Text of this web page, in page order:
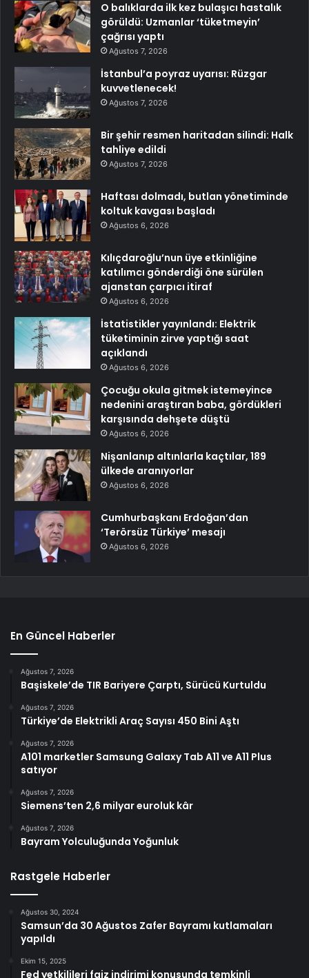
O balıklarda ilk kez bulaşıcı hastalık
görüldü: Uzmanlar ‘tüketmeyin’
çağrısı yaptı
Ağustos 7, 2026
İstanbul’a poyraz uyarısı: Rüzgar
kuvvetlenecek!
Ağustos 7, 2026
Bir şehir resmen haritadan silindi: Halk
tahliye edildi
Ağustos 7, 2026
Haftası dolmadı, butlan yönetiminde
koltuk kavgası başladı
Ağustos 6, 2026
Kılıçdaroğlu’nun üye etkinliğine
katılımcı gönderdiği öne sürülen
ajanstan çarpıcı itiraf
Ağustos 6, 2026
İstatistikler yayınlandı: Elektrik
tüketiminin zirve yaptığı saat
açıklandı
Ağustos 6, 2026
Çocuğu okula gitmek istemeyince
nedenini araştıran baba, gördükleri
karşısında dehşete düştü
Ağustos 6, 2026
Nişanlanıp altınlarla kaçtılar, 189
ülkede aranıyorlar
Ağustos 6, 2026
Cumhurbaşkanı Erdoğan’dan
‘Terörsüz Türkiye’ mesajı
Ağustos 6, 2026
En Güncel Haberler
Ağustos 7, 2026
Başiskele’de TIR Bariyere Çarptı, Sürücü Kurtuldu
Ağustos 7, 2026
Türkiye’de Elektrikli Araç Sayısı 450 Bini Aştı
Ağustos 7, 2026
A101 marketler Samsung Galaxy Tab A11 ve A11 Plus
satıyor
Ağustos 7, 2026
Siemens’ten 2,6 milyar euroluk kâr
Ağustos 7, 2026
Bayram Yolculuğunda Yoğunluk
Rastgele Haberler
Ağustos 30, 2024
Samsun’da 30 Ağustos Zafer Bayramı kutlamaları
yapıldı
Ekim 15, 2025
Fed yetkilileri faiz indirimi konusunda temkinli